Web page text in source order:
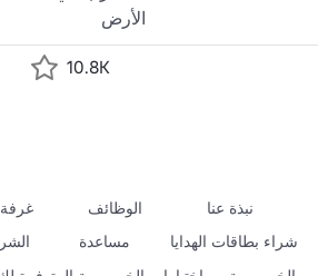
الأرض
10.8K
نبذة عنا الوظائف غرفة
شراء بطاقات الهدايا
مساعدة